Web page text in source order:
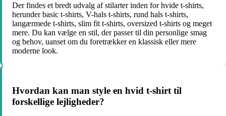
Der findes et bredt udvalg af stilarter inden for hvide t-shirts,
herunder basic t-shirts, V-hals t-shirts, rund hals t-shirts,
langærmede t-shirts, slim fit t-shirts, oversized t-shirts og meget
mere. Du kan vælge en stil, der passer til din personlige smag
og behov, uanset om du foretrækker en klassisk eller mere
moderne look.
Hvordan kan man style en hvid t-shirt til
forskellige lejligheder?